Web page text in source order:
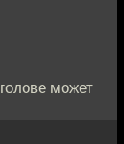
может